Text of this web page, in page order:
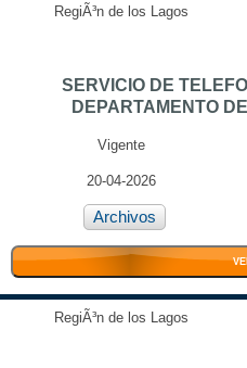
RegiÃ³n de los Lagos
SERVICIO DE
DEPARTAMENTO
Vigente
20-04-2026
Archivos
RegiÃ³n de los Lagos